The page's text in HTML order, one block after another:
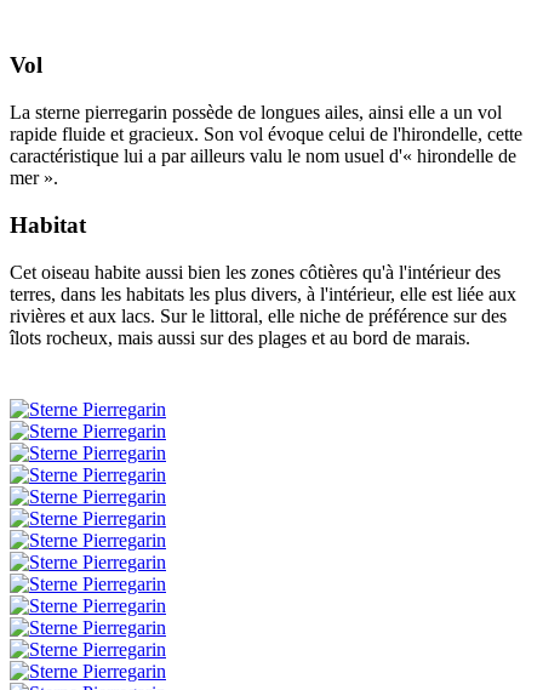
Vol
La sterne pierregarin possède de longues ailes, ainsi elle a un vol
rapide fluide et gracieux. Son vol évoque celui de l'hirondelle, cette
caractéristique lui a par ailleurs valu le nom usuel d'« hirondelle de
mer ».
Habitat
Cet oiseau habite aussi bien les zones côtières qu'à l'intérieur des
terres, dans les habitats les plus divers, à l'intérieur, elle est liée aux
rivières et aux lacs. Sur le littoral, elle niche de préférence sur des
îlots rocheux, mais aussi sur des plages et au bord de marais.